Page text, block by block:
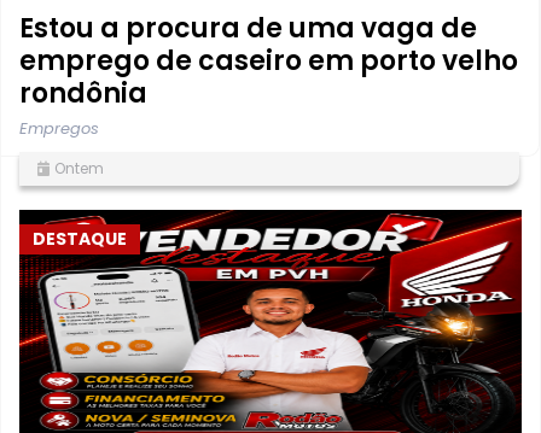
Estou a procura de uma vaga de
emprego de caseiro em porto velho
rondônia
Empregos
Ontem
DESTAQUE